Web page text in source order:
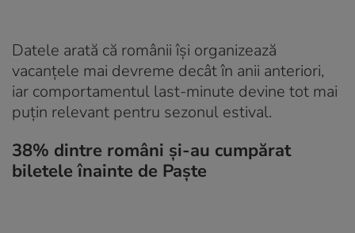
Datele arată că românii își organizează
vacanțele mai devreme decât în anii anteriori,
iar comportamentul last-minute devine tot mai
puțin relevant pentru sezonul estival.
38% dintre români și-au cumpărat
biletele înainte de Paște